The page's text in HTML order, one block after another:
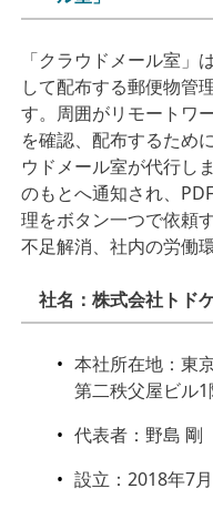
「クラウドメール室」
して配布する郵便物管
す。周囲がリモートワ
を確認、配布するため
ウドメール室が代⾏し
のもとへ通知され、
理をボタン⼀つで依頼
不⾜解消、社内の労働
社名：株式会社トド
本社所在地：東
第⼆秩⽗屋ビル1
代表者：野島 剛
設⽴：2018年7